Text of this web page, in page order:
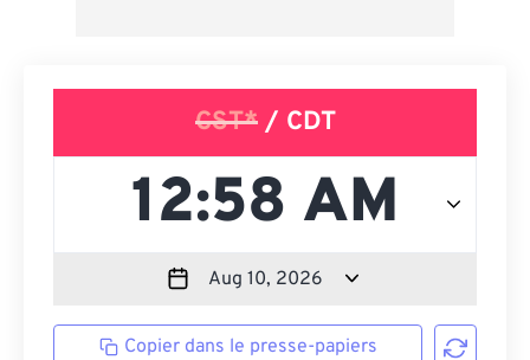
CST*/ CDT
Copier dans le presse-papiers